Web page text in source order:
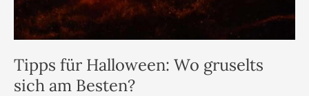
Tipps für Halloween: Wo gruselts
sich am Besten?